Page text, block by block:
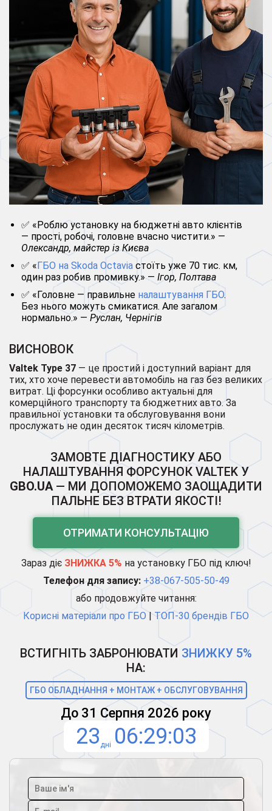
✅ «Роблю установку на бюджетні авто клієнтів
— прості, робочі, головне вчасно чистити.» —
Олександр, майстер із Києва
✅ «ГБО на Skoda Octavia стоїть уже 70 тис. км,
один раз робив промивку.» — Ігор, Полтава
✅ «Головне — правильне налаштування ГБО.
Без нього можуть смикатися. Але загалом
нормально.» — Руслан, Чернігів
ВИСНОВОК
Valtek Type 37 — це простий і доступний варіант для
тих, хто хоче перевести автомобіль на газ без великих
витрат. Ці форсунки особливо актуальні для
комерційного транспорту та бюджетних авто. За
правильної установки та обслуговування вони
прослужать не один десяток тисяч кілометрів.
ЗАМОВТЕ ДІАГНОСТИКУ АБО
НАЛАШТУВАННЯ ФОРСУНОК VALTEK У
GBO.UA— МИ ДОПОМОЖЕМО ЗАОЩАДИТИ
ПАЛЬНЕ БЕЗ ВТРАТИ ЯКОСТІ!
ОТРИМАТИ КОНСУЛЬТАЦІЮ
Зараз діє ЗНИЖКА 5% на установку ГБО під ключ!
Телефон для запису: +38-067-505-50-49
або продовжуйте читання:
Корисні матеріали про ГБО|ТОП-30 брендів ГБО
ВСТИГНІТЬ ЗАБРОНЮВАТИ ЗНИЖКУ 5%
НА:
ГБО ОБЛАДНАННЯ + МОНТАЖ + ОБСЛУГОВУВАННЯ
До 31 Серпня 2026 року
23 дні 06 29 02